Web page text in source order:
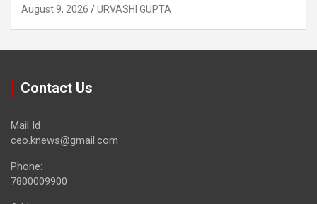
August 9, 2026 URVASHI GUPTA
Contact Us
Mail Id
ceo.knews@gmail.com
Phone:
7800009900